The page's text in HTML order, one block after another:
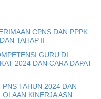
CPNS DAN PPPK
TAHAP II
GURU DI
2024 DAN CARA DAPAT
PNS TAHUN 2024 DAN
KINERJA ASN